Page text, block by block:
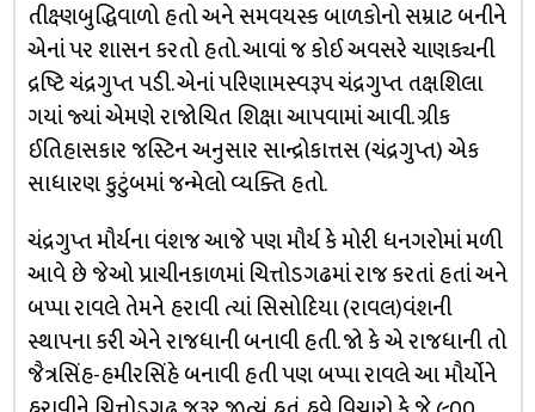
તીક્ષ્ણબુદ્ધિવાળો હતો અને સમવયસ્ક બાળકોનો સમ્રાટ બનીને
એનાં પર શાસન કરતો હતો. આવાં જ કોઈ અવસરે ચાણક્યની
દ્રષ્ટિ ચંદ્રગુપ્ત પડી. એનાં પરિણામસ્વરૂપ ચંદ્રગુપ્ત તક્ષશિલા
ગયાં જ્યાં એમણે રાજોચિત શિક્ષા આપવામાં આવી. ગ્રીક
ઈતિહાસકાર જસ્ટિન અનુસાર સાન્દ્રોકાત્તસ (ચંદ્રગુપ્ત) એક
સાધારણ કુટુંબમાં જન્મેલો વ્યક્તિ હતો.
ચંદ્રગુપ્ત મૌર્યના વંશજ આજે પણ મૌર્ય કે મોરી ધનગરોમાં મળી
આવે છે જેઓ પ્રાચીનકાળમાં ચિત્તોડગઢમાં રાજ કરતાં હતાં અને
બપ્પા રાવલે તેમને હરાવી ત્યાં સિસોદિયા (રાવલ)વંશની
સ્થાપના કરી એને રાજધાની બનાવી હતી. જો કે એ રાજધાની તો
જૈત્રસિંહ-હમીરસિંહે બનાવી હતી પણ બપ્પા રાવલે આ મૌર્યોને